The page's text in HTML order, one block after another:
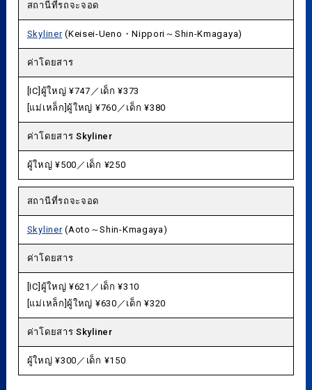
สถานีที่รถจะจอด
Skyliner(Keisei-Ueno・Nippori～Shin-Kmagaya)
ค่าโดยสาร
[IC]ผู้ใหญ่ ¥747／เด็ก ¥373
[แม่เหล็ก]ผู้ใหญ่ ¥760／เด็ก ¥380
ค่าโดยสาร Skyliner
ผู้ใหญ่ ¥500／เด็ก ¥250
สถานีที่รถจะจอด
Skyliner(Aoto～Shin-Kmagaya)
ค่าโดยสาร
[IC]ผู้ใหญ่ ¥621／เด็ก ¥310
[แม่เหล็ก]ผู้ใหญ่ ¥630／เด็ก ¥320
ค่าโดยสาร Skyliner
ผู้ใหญ่ ¥300／เด็ก ¥150